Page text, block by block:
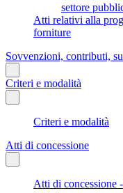
settore
Atti relativi alla
forniture
Sovvenzioni, contributi,
Criteri e modalità
Criteri e modalità
Atti di concessione
Atti di concessione